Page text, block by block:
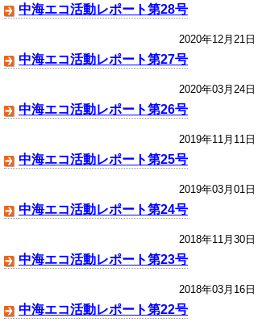
中海エコ活動レポート第28号
2020年12月21日
中海エコ活動レポート第27号
2020年03月24日
中海エコ活動レポート第26号
2019年11月11日
中海エコ活動レポート第25号
2019年03月01日
中海エコ活動レポート第24号
2018年11月30日
中海エコ活動レポート第23号
2018年03月16日
中海エコ活動レポート第22号